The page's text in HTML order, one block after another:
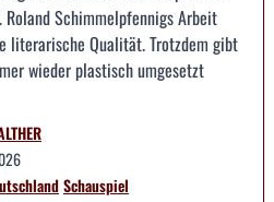
Roland Schimmelpfennigs Arbeit
literarische Qualität. Trotzdem gibt
wieder plastisch umgesetzt
Schauspiel